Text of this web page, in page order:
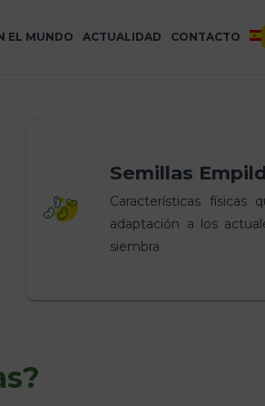
EL MUNDO ACTUALIDAD CONTACTO
Semillas
Características físicas
adaptación a los
siembra